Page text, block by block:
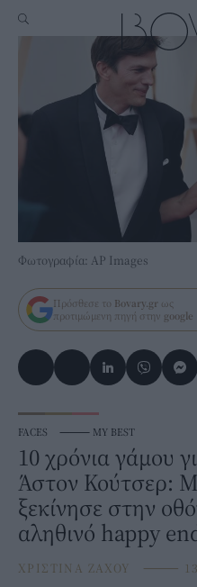
Φωτογραφία: AP Images
Πρόσθεσε το Bovary.gr ως
προτιμώμενη πηγή στην google
FACES ⸻ MY BEST
10 χρόνια γάμου
Άστον Κούτσερ:
ξεκίνησε στην
αληθινό happy
ΧΡΙΣΤΙΝΑ ΖΑΧΟΥ ⸻